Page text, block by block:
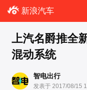
新浪汽车
上汽名爵推全
混动系统
智电出行
发表于 2017/08/15